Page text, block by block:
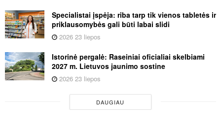
Specialistai įspėja: riba tarp tik vienos tabletės ir
priklausomybės gali būti labai slidi
2026 23 liepos
Istorinė pergalė: Raseiniai oficialiai skelbiami
2027 m. Lietuvos jaunimo sostine
2026 23 liepos
DAUGIAU